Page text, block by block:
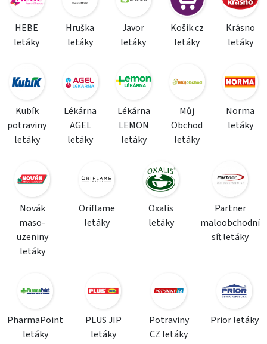
HEBE
letáky
Hruška
letáky
Javor
letáky
Košík.cz
letáky
Krásno
letáky
Kubík
potraviny
letáky
Lékárna
AGEL
letáky
Lékárna
LEMON
letáky
Můj
Obchod
letáky
Norma
letáky
Novák
maso-
uzeniny
letáky
Oriflame
letáky
Oxalis
letáky
Partner
maloobchodní
síť letáky
PharmaPoint
letáky
PLUS JIP
letáky
Potraviny
CZ letáky
Prior letáky